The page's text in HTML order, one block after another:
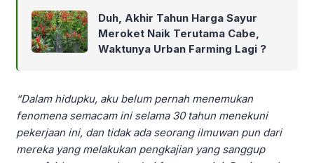
Duh, Akhir Tahun Harga Sayur
Meroket Naik Terutama Cabe,
Waktunya Urban Farming Lagi ?
“Dalam hidupku, aku belum pernah menemukan
fenomena semacam ini selama 30 tahun menekuni
pekerjaan ini, dan tidak ada seorang ilmuwan pun dari
mereka yang melakukan pengkajian yang sanggup